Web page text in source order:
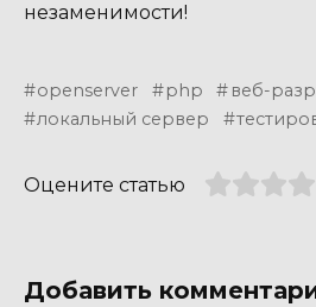
незаменимости!
openserver php
веб-
локальный сервер
Оцените статью
Добавить